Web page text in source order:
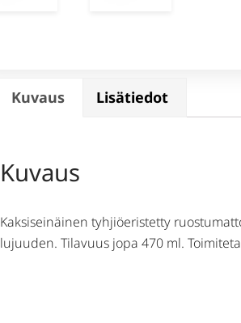
Kuvaus Lisätiedot
Kuvaus
Kaksiseinäinen tyhjiöeristetty
lujuuden. Tilavuus jopa 470 ml.